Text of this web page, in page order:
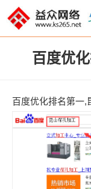
百度优
百度优化排名第一,